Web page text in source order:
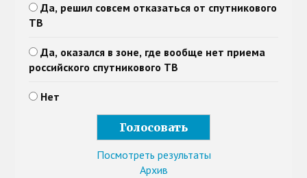
Да, решил совсем отказаться от спутникового
ТВ
Да, оказался в зоне, где вообще нет приема
российского спутникового ТВ
Нет
Посмотреть результаты
Архив